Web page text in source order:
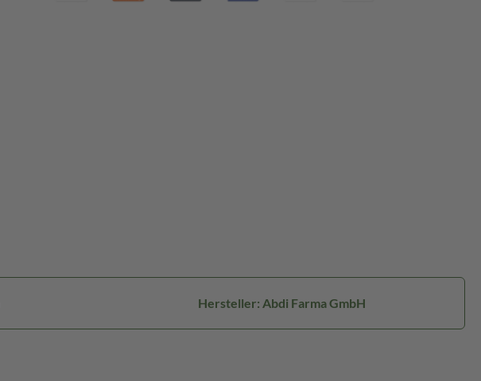
Hersteller: Abdi Farma GmbH